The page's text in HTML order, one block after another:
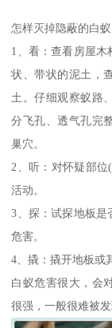
怎样灭掉隐蔽的白蚁
1、看：查看房屋
状、带状的泥土，
土。仔细观察蚁路
分飞孔、透气孔完
巢穴。
2、听：对怀疑部
活动。
3、探：试探地板是
危害。
4、撬：撬开地板或
白蚁危害很大，会
很强，一般很难被